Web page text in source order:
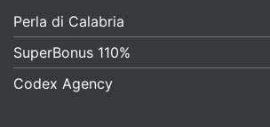
Perla di Calabria
SuperBonus 110%
Codex Agency